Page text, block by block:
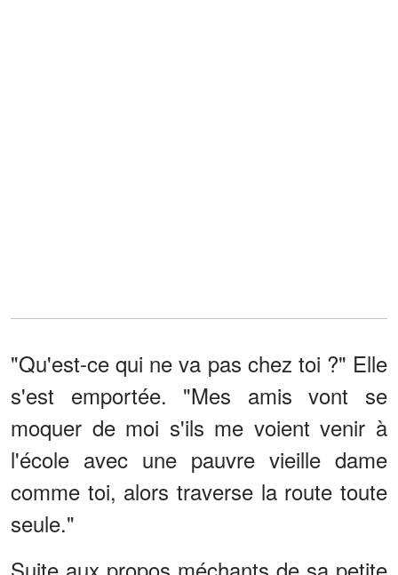
"Qu'est-ce qui ne va pas chez toi ?" Elle
s'est emportée. "Mes amis vont se
moquer de moi s'ils me voient venir à
l'école avec une pauvre vieille dame
comme toi, alors traverse la route toute
seule."